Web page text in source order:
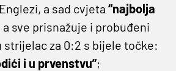
a sad cvjeta “najbolja
a sve prisnažuje i probuđeni
strijelac za 0:2 s bijele točke:
i u prvenstvu”;